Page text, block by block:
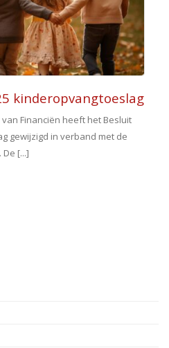
kinderopvangtoeslag
Financiën heeft het Besluit
gewijzigd in verband met de
[...]